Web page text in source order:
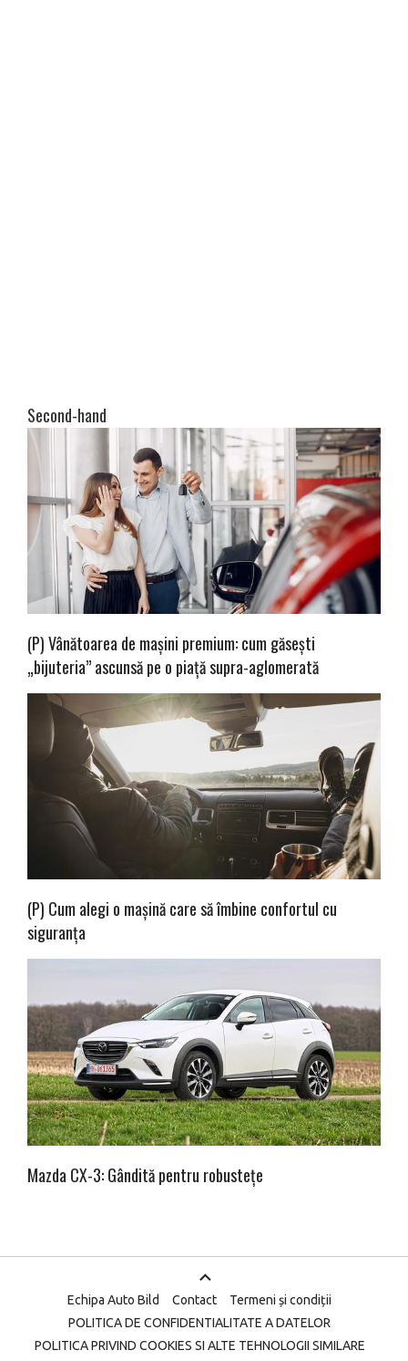
Second-hand
(P) Vânătoarea de mașini premium: cum găsești
„bijuteria” ascunsă pe o piață supra-aglomerată
(P) Cum alegi o mașină care să îmbine confortul cu
siguranța
Mazda CX-3: Gândită pentru robustețe
Echipa Auto Bild Contact
Termeni și condiții
POLITICA DE CONFIDENTIALITATE A DATELOR
POLITICA PRIVIND COOKIES SI ALTE TEHNOLOGII SIMILARE